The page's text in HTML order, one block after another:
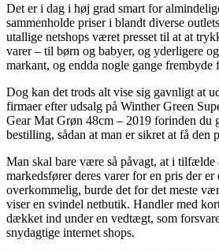
Det er i dag i høj grad smart for
sammenholde priser i blandt diverse
utallige netshops været presset til at at
varer – til børn og babyer, og yderligere
markant, og endda nogle gange frembyde
Dog kan det trods alt vise sig gavnligt at
firmaer efter udsalg på Winther Green
Gear Mat Grøn 48cm – 2019 forinden du
bestilling, sådan at man er sikret at få den
Man skal bare være så påvagt, at i tilfælde
markedsfører deres varer for en pris der
overkommelig, burde det for det meste
viser en svindel netbutik. Handler med
dækket ind under en vedtægt, som
snydagtige internet shops.